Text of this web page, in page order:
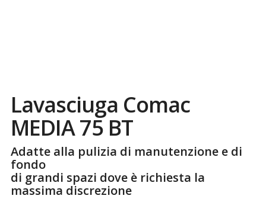
Lavasciuga Comac
MEDIA 75 BT
Adatte alla pulizia di manutenzione e di
fondo
di grandi spazi dove è richiesta la
massima discrezione